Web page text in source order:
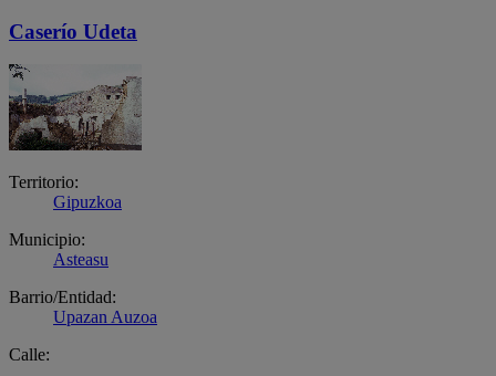
Caserío Udeta
Territorio:
Gipuzkoa
Municipio:
Asteasu
Barrio/Entidad:
Upazan Auzoa
Calle: